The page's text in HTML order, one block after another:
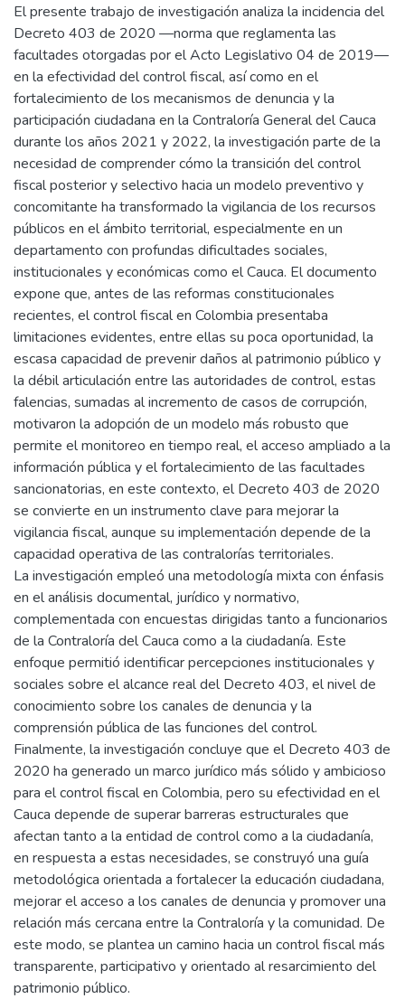
El presente trabajo de investigación analiza la incidencia del
Decreto 403 de 2020 —norma que reglamenta las
facultades otorgadas por el Acto Legislativo 04 de 2019—
en la efectividad del control fiscal, así como en el
fortalecimiento de los mecanismos de denuncia y la
participación ciudadana en la Contraloría General del Cauca
durante los años 2021 y 2022, la investigación parte de la
necesidad de comprender cómo la transición del control
fiscal posterior y selectivo hacia un modelo preventivo y
concomitante ha transformado la vigilancia de los recursos
públicos en el ámbito territorial, especialmente en un
departamento con profundas dificultades sociales,
institucionales y económicas como el Cauca. El documento
expone que, antes de las reformas constitucionales
recientes, el control fiscal en Colombia presentaba
limitaciones evidentes, entre ellas su poca oportunidad, la
escasa capacidad de prevenir daños al patrimonio público y
la débil articulación entre las autoridades de control, estas
falencias, sumadas al incremento de casos de corrupción,
motivaron la adopción de un modelo más robusto que
permite el monitoreo en tiempo real, el acceso ampliado a la
información pública y el fortalecimiento de las facultades
sancionatorias, en este contexto, el Decreto 403 de 2020
se convierte en un instrumento clave para mejorar la
vigilancia fiscal, aunque su implementación depende de la
capacidad operativa de las contralorías territoriales.
La investigación empleó una metodología mixta con énfasis
en el análisis documental, jurídico y normativo,
complementada con encuestas dirigidas tanto a funcionarios
de la Contraloría del Cauca como a la ciudadanía. Este
enfoque permitió identificar percepciones institucionales y
sociales sobre el alcance real del Decreto 403, el nivel de
conocimiento sobre los canales de denuncia y la
comprensión pública de las funciones del control.
Finalmente, la investigación concluye que el Decreto 403 de
2020 ha generado un marco jurídico más sólido y ambicioso
para el control fiscal en Colombia, pero su efectividad en el
Cauca depende de superar barreras estructurales que
afectan tanto a la entidad de control como a la ciudadanía,
en respuesta a estas necesidades, se construyó una guía
metodológica orientada a fortalecer la educación ciudadana,
mejorar el acceso a los canales de denuncia y promover una
relación más cercana entre la Contraloría y la comunidad. De
este modo, se plantea un camino hacia un control fiscal más
transparente, participativo y orientado al resarcimiento del
patrimonio público.